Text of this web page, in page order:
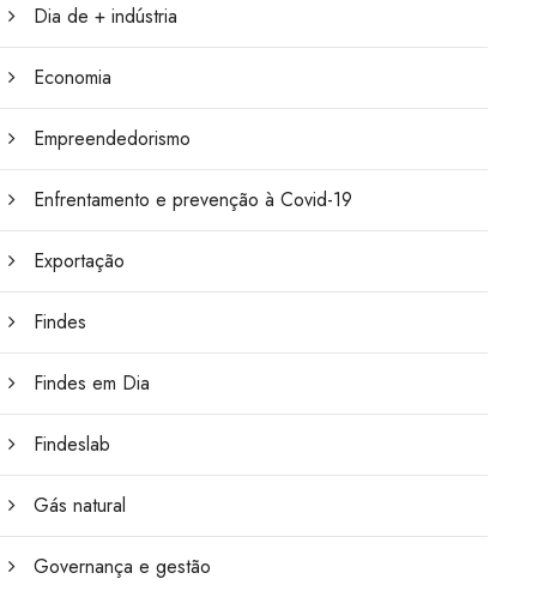
Dia de + indústria
Economia
Empreendedorismo
Enfrentamento e prevenção à Covid-19
Exportação
Findes
Findes em Dia
Findeslab
Gás natural
Governança e gestão